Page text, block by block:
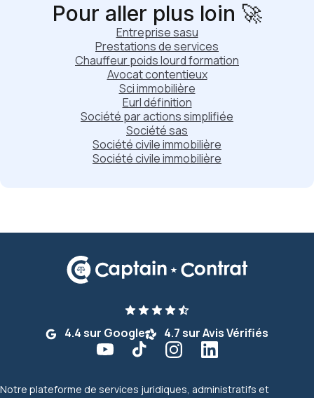
Pour aller plus loin 🚀
Entreprise sasu
Prestations de services
Chauffeur poids lourd formation
Avocat contentieux
Sci immobilière
Eurl définition
Société par actions simplifiée
Société sas
Société civile immobilière
Société civile immobilière
4.4 sur Google 4.7 sur Avis Vérifiés
Notre plateforme de services juridiques, administratifs et